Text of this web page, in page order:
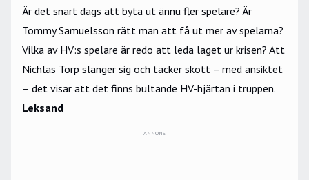
Är det snart dags att byta ut ännu fler spelare? Är
Tommy Samuelsson rätt man att få ut mer av spelarna?
Vilka av HV:s spelare är redo att leda laget ur krisen? Att
Nichlas Torp slänger sig och täcker skott – med ansiktet
– det visar att det finns bultande HV-hjärtan i truppen.
Leksand
ANNONS